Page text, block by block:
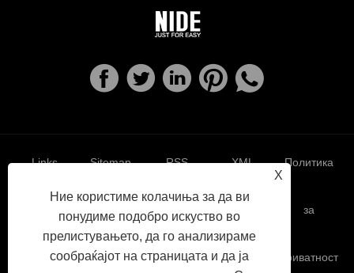
X
Ние користиме колачиња за да ви
понудиме подобро искуство во
прелистувањето, да го анализираме
сообраќајот на страницата и да ја
Links Sitemap RSS XML Политика
за
приватност